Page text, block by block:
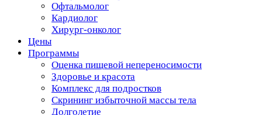
Офтальмолог
Кардиолог
Хирург-онколог
Цены
Программы
Оценка пищевой непереносимости
Здоровье и красота
Комплекс для подростков
Скрининг избыточной массы тела
Долголетие